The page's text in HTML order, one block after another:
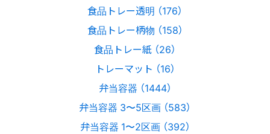
食品トレー透明 （176）
食品トレー柄物 （158）
食品トレー紙 （26）
トレーマット （16）
弁当容器 （1444）
弁当容器 3〜5区画 （583）
弁当容器 1〜2区画 （392）